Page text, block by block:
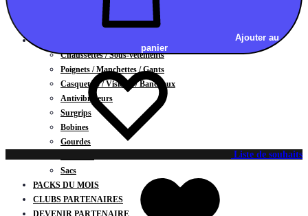
CARTES CADEAUX
Chaussettes / Sous-vêtements
Poignets / Manchettes / Gants
Casquettes / Visières / Bandeaux
Antivibrateurs
Surgrips
Bobines
Gourdes
Sacs
PACKS DU MOIS
CLUBS PARTENAIRES
DEVENIR PARTENAIRE
Ajouter au
panier
Liste de souhaits